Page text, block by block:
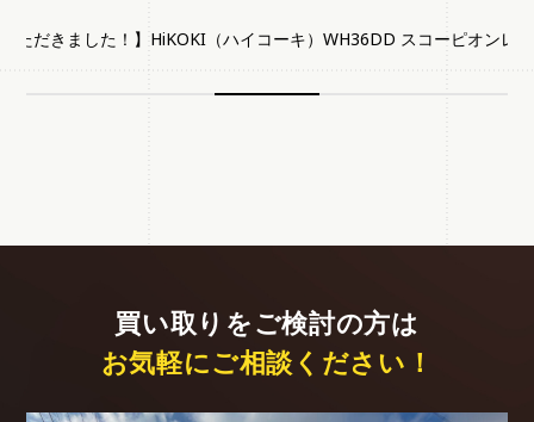
ただきました！】HiKOKI（ハイコーキ）WH36DD スコーピオンレ
買い取りをご検討の方は
お気軽にご相談ください！